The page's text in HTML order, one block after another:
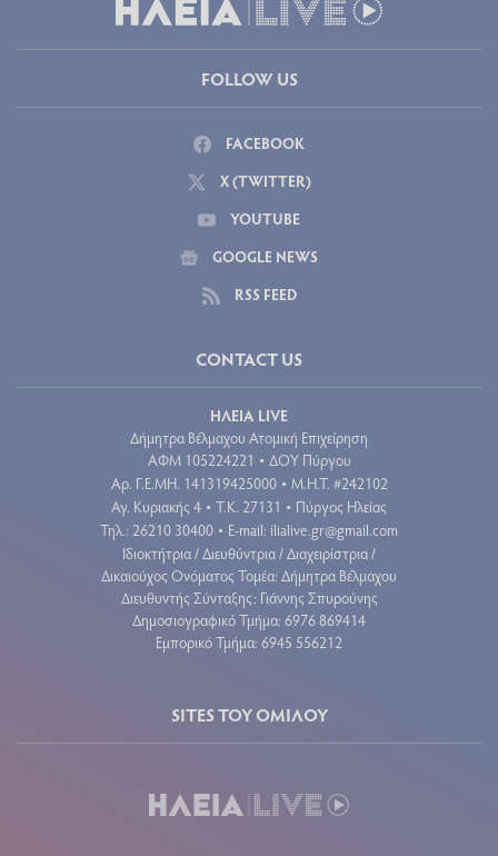
FOLLOW US
FACEBOOK
X (TWITTER)
YOUTUBE
GOOGLE NEWS
RSS FEED
CONTACT US
ΗΛΕΙΑ LIVE
Δήμητρα Βέλμαχου Ατομική Επιχείρηση
ΑΦΜ 105224221 • ΔΟΥ Πύργου
Aρ. Γ.Ε.ΜΗ. 141319425000 • Μ.Η.Τ. #242102
Αγ. Κυριακής 4 • Τ.Κ. 27131 • Πύργος Ηλείας
Τηλ.: 26210 30400 • E-mail: ilialive.gr@gmail.com
Ιδιοκτήτρια / Διευθύντρια / Διαχειρίστρια /
Δικαιούχος Ονόματος Τομέα: Δήμητρα Βέλμαχου
Διευθυντής Σύνταξης: Γιάννης Σπυρούνης
Δημοσιογραφικό Τμήμα: 6976 869414
Εμπορικό Τμήμα: 6945 556212
SITES ΤΟΥ ΟΜΙΛΟΥ